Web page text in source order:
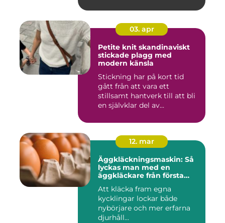
03. apr
Petite knit skandinaviskt
stickade plagg med
modern känsla
Stickning har på kort tid
gått från att vara ett
stillsamt hantverk till att bli
en självklar del av...
12. mar
Äggkläckningsmaskin: Så
lyckas man med en
äggkläckare från första
Att kläcka fram egna
kycklingar lockar både
nybörjare och mer erfarna
djurhåll...